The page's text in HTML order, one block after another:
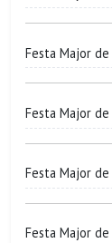
Festa Major
Festa Major
Festa Major
Festa Major